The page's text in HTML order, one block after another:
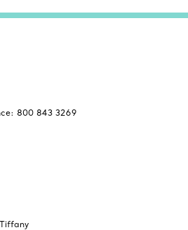
800 843 3269